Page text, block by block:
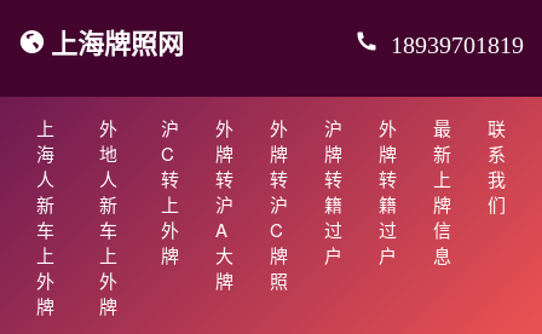
上海牌照网 18939701819
上
海
人
新
车
上
外
牌
外
地
人
新
车
上
外
牌
沪
C
转
上
外
牌
外
牌
转
沪
A
大
牌
外
牌
转
沪
C
牌
照
沪
牌
转
籍
过
户
外
牌
转
籍
过
户
最
新
上
牌
信
息
联
系
我
们